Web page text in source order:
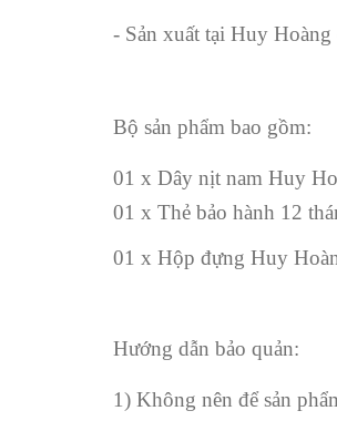
- Sản xuất tại Huy
Bộ sản phẩm bao gồm:
01 x Dây nịt nam Huy
01 x Thẻ bảo hành 12
01 x Hộp đựng Huy
Hướng dẫn bảo quản:
1) Không nên để sản